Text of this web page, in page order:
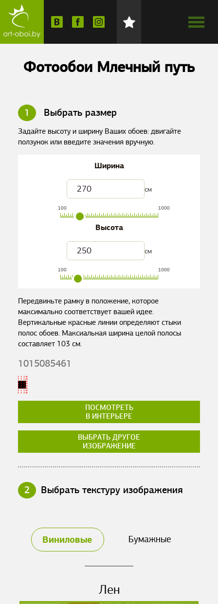
Фотообои Млечный путь
1 Выбрать размер
Задайте высоту и ширину Ваших обоев: двигайте
ползунок или введите значения вручную.
Ширина
см
100 1000
Высота
см
100 1000
Передвиньте рамку в положение, которое
максимально соответствует вашей идее.
Вертикальные красные линии определяют стыки
полос обоев. Максиальная ширина целой полосы
составляет 103 см.
1015085461
ПОСМОТРЕТЬ
В ИНТЕРЬЕРЕ
ВЫБРАТЬ ДРУГОЕ
ИЗОБРАЖЕНИЕ
2 Выбрать текстуру изображения
Виниловые Бумажные
Лен